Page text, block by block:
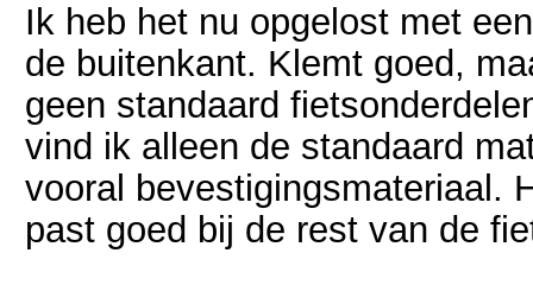
Ik heb het nu opgelost met
de buitenkant. Klemt goed,
geen standaard
vind ik alleen de standaard
vooral bevestigingsmateriaal.
past goed bij de rest van de